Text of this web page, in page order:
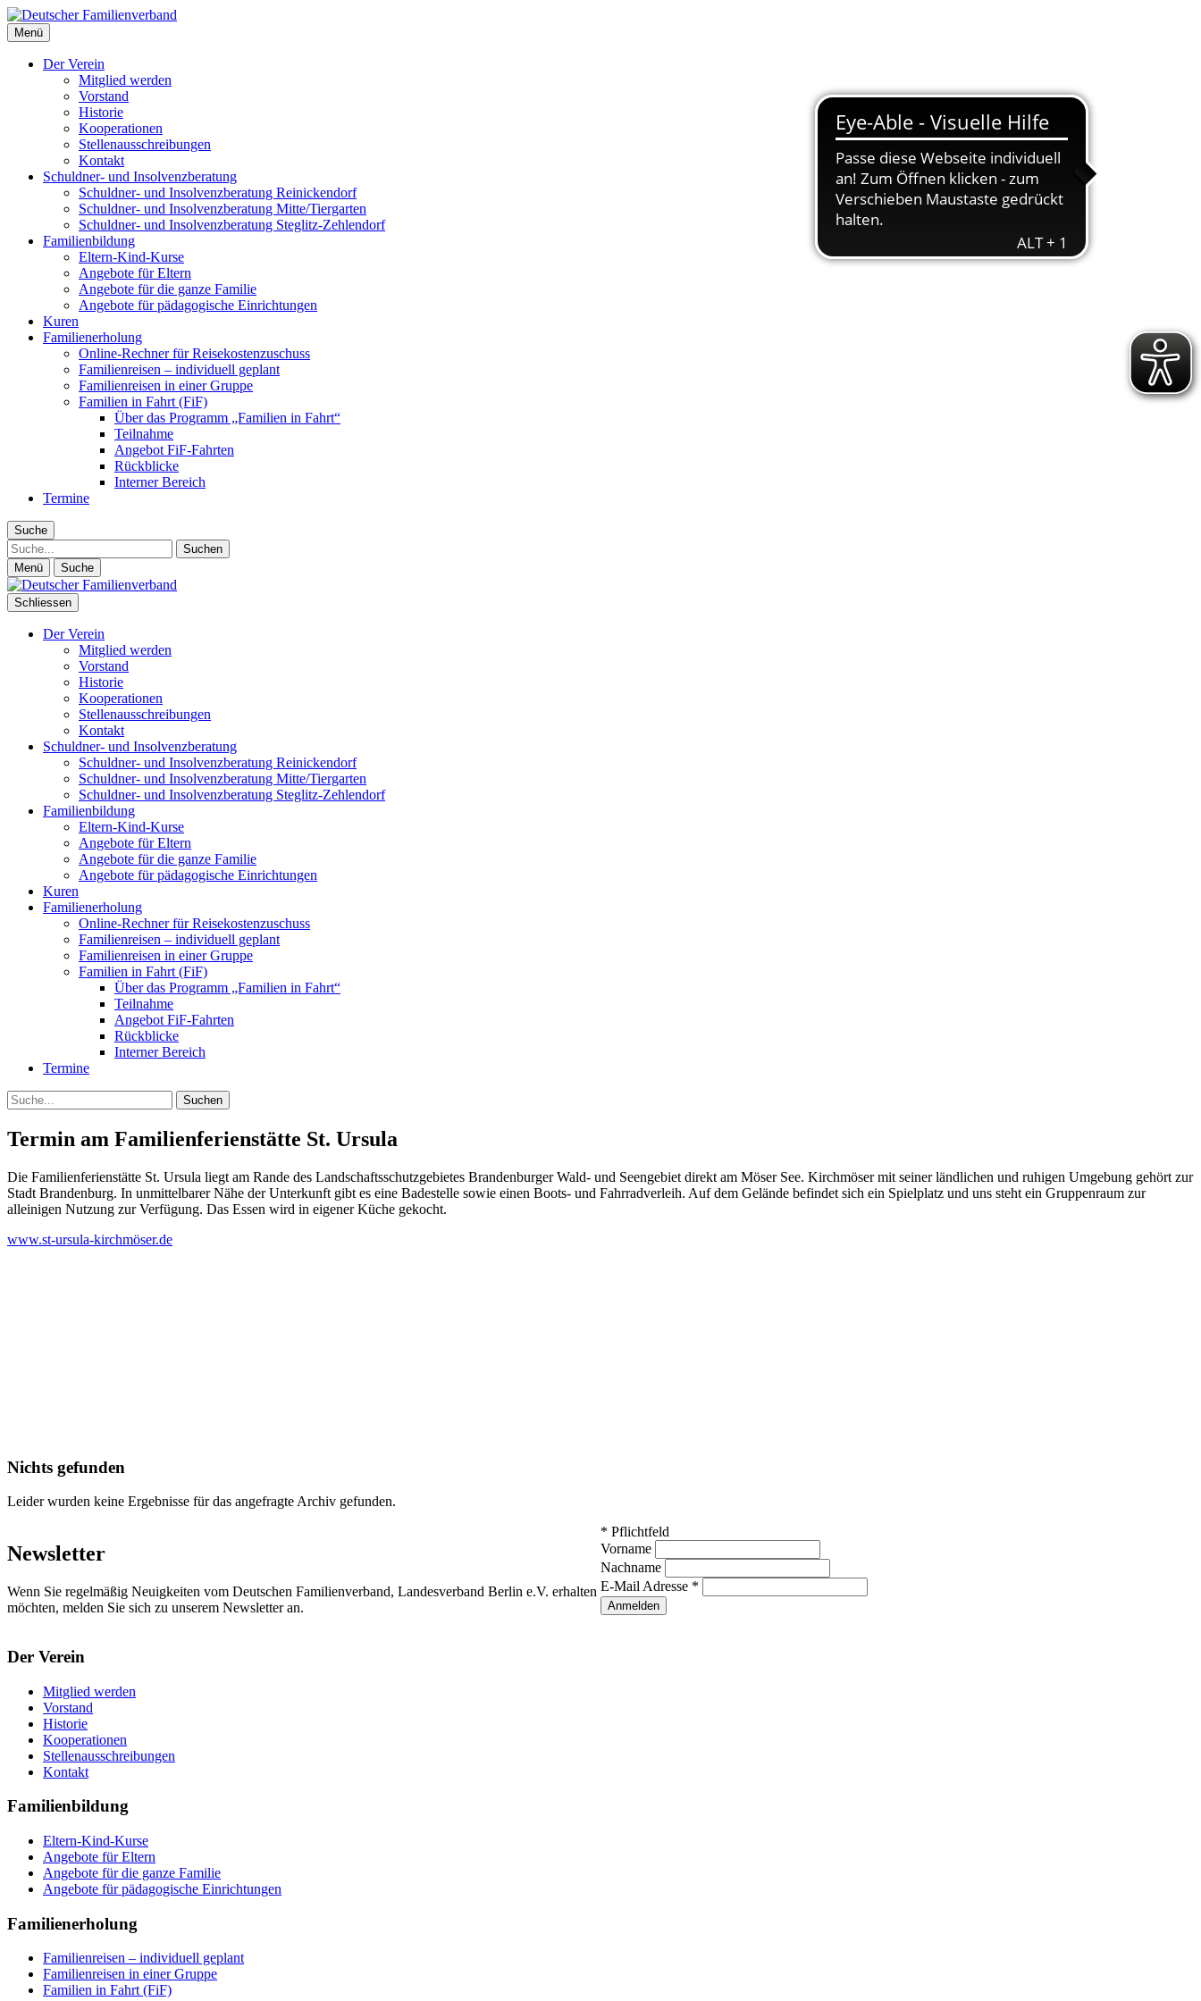
Deutscher Familienverband
Landesverband Berlin
Menü
Der Verein
Mitglied werden
Vorstand
Historie
Kooperationen
Stellenausschreibungen
Kontakt
Schuldner- und Insolvenzberatung
Schuldner- und Insolvenzberatung Reinickendorf
Schuldner- und Insolvenzberatung Mitte/Tiergarten
Schuldner- und Insolvenzberatung Steglitz-Zehlendorf
Familienbildung
Eltern-Kind-Kurse
Angebote für Eltern
Angebote für die ganze Familie
Angebote für pädagogische Einrichtungen
Kuren
Familienerholung
Online-Rechner für Reisekostenzuschuss
Familienreisen – individuell geplant
Familienreisen in einer Gruppe
Familien in Fahrt (FiF)
Über das Programm „Familien in Fahrt“
Teilnahme
Angebot FiF-Fahrten
Rückblicke
Interner Bereich
Termine
Suche
Suche
Menü Suche
Schliessen
Der Verein
Mitglied werden
Vorstand
Historie
Kooperationen
Stellenausschreibungen
Kontakt
Schuldner- und Insolvenzberatung
Schuldner- und Insolvenzberatung Reinickendorf
Schuldner- und Insolvenzberatung Mitte/Tiergarten
Schuldner- und Insolvenzberatung Steglitz-Zehlendorf
Familienbildung
Eltern-Kind-Kurse
Angebote für Eltern
Angebote für die ganze Familie
Angebote für pädagogische Einrichtungen
Kuren
Familienerholung
Online-Rechner für Reisekostenzuschuss
Familienreisen – individuell geplant
Familienreisen in einer Gruppe
Familien in Fahrt (FiF)
Über das Programm „Familien in Fahrt“
Teilnahme
Angebot FiF-Fahrten
Rückblicke
Interner Bereich
Termine
Suche
Termin am Familienferienstätte St. Ursula
Die Familienferienstätte St. Ursula liegt am Rande des Landschaftsschutzgebietes Brandenburger Wald- und Seengebiet direkt am Möser See. Kirchmöser mit seiner ländlichen und ruhigen Umgebung gehört zur
Stadt Brandenburg. In unmittelbarer Nähe der Unterkunft gibt es eine Badestelle sowie einen Boots- und Fahrradverleih. Auf dem Gelände befindet sich ein Spielplatz und uns steht ein Gruppenraum zur
alleinigen Nutzung zur Verfügung. Das Essen wird in eigener Küche gekocht.
www.st-ursula-kirchmöser.de
Nichts gefunden
Leider wurden keine Ergebnisse für das angefragte Archiv gefunden.
Newsletter
Wenn Sie regelmäßig Neuigkeiten vom Deutschen Familienverband, Landesverband Berlin e.V. erhalten
möchten, melden Sie sich zu unserem Newsletter an.
* Pflichtfeld
Vorname
Nachname
E-Mail Adresse *
Der Verein
Mitglied werden
Vorstand
Historie
Kooperationen
Stellenausschreibungen
Kontakt
Familienbildung
Eltern-Kind-Kurse
Angebote für Eltern
Angebote für die ganze Familie
Angebote für pädagogische Einrichtungen
Familienerholung
Familienreisen – individuell geplant
Familienreisen in einer Gruppe
Familien in Fahrt (FiF)